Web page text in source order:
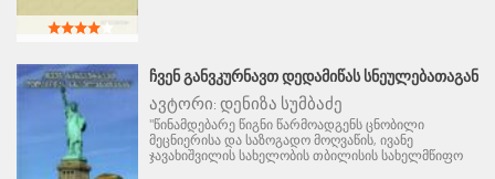
ᲩᲕᲔᲜ ᲒᲐᲜᲕᲙᲣᲠᲜᲐᲕᲗ ᲓᲔᲓᲐᲛᲘᲬᲐᲡ ᲡᲜᲔᲣᲚᲔᲑᲐᲗᲐᲒᲐᲜ
ავტორი: დენიზა სუმბაძე
"წინამდებარე წიგნი წარმოადგენს ცნობილი
მეცნიერისა და საზოგადო მოღვაწის, ივანე
ჯავახიშვილის სახელობის თბილისის სახელმწიფო